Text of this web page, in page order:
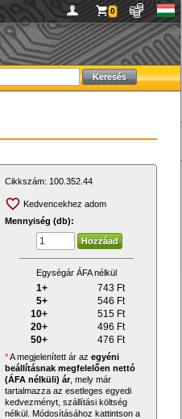
0
Cikkszám: 100.352.44
Kedvencekhez adom
Mennyiség (db):
Egységár ÁFA nélkül
1+ 743 Ft
5+
546 Ft
10+
515 Ft
20+
496 Ft
50+
476 Ft
*A megjelenített ár az egyéni
beállításnak megfelelően nettó
(ÁFA nélküli) ár, mely már
tartalmazza az esetleges egyedi
kedvezményt, szállítási költség
nélkül. Módosításához kattintson a